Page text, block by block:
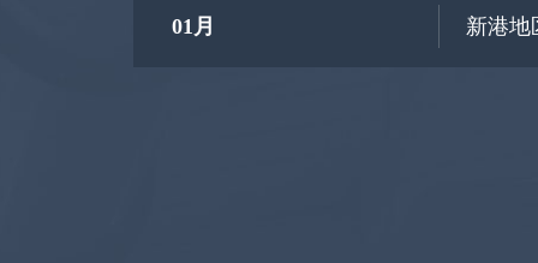
01月 新港地